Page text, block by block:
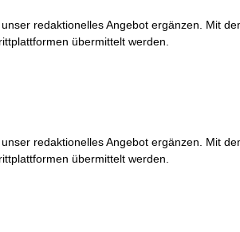
unser redaktionelles Angebot ergänzen. Mit
übermittelt werden.
unser redaktionelles Angebot ergänzen. Mit
übermittelt werden.